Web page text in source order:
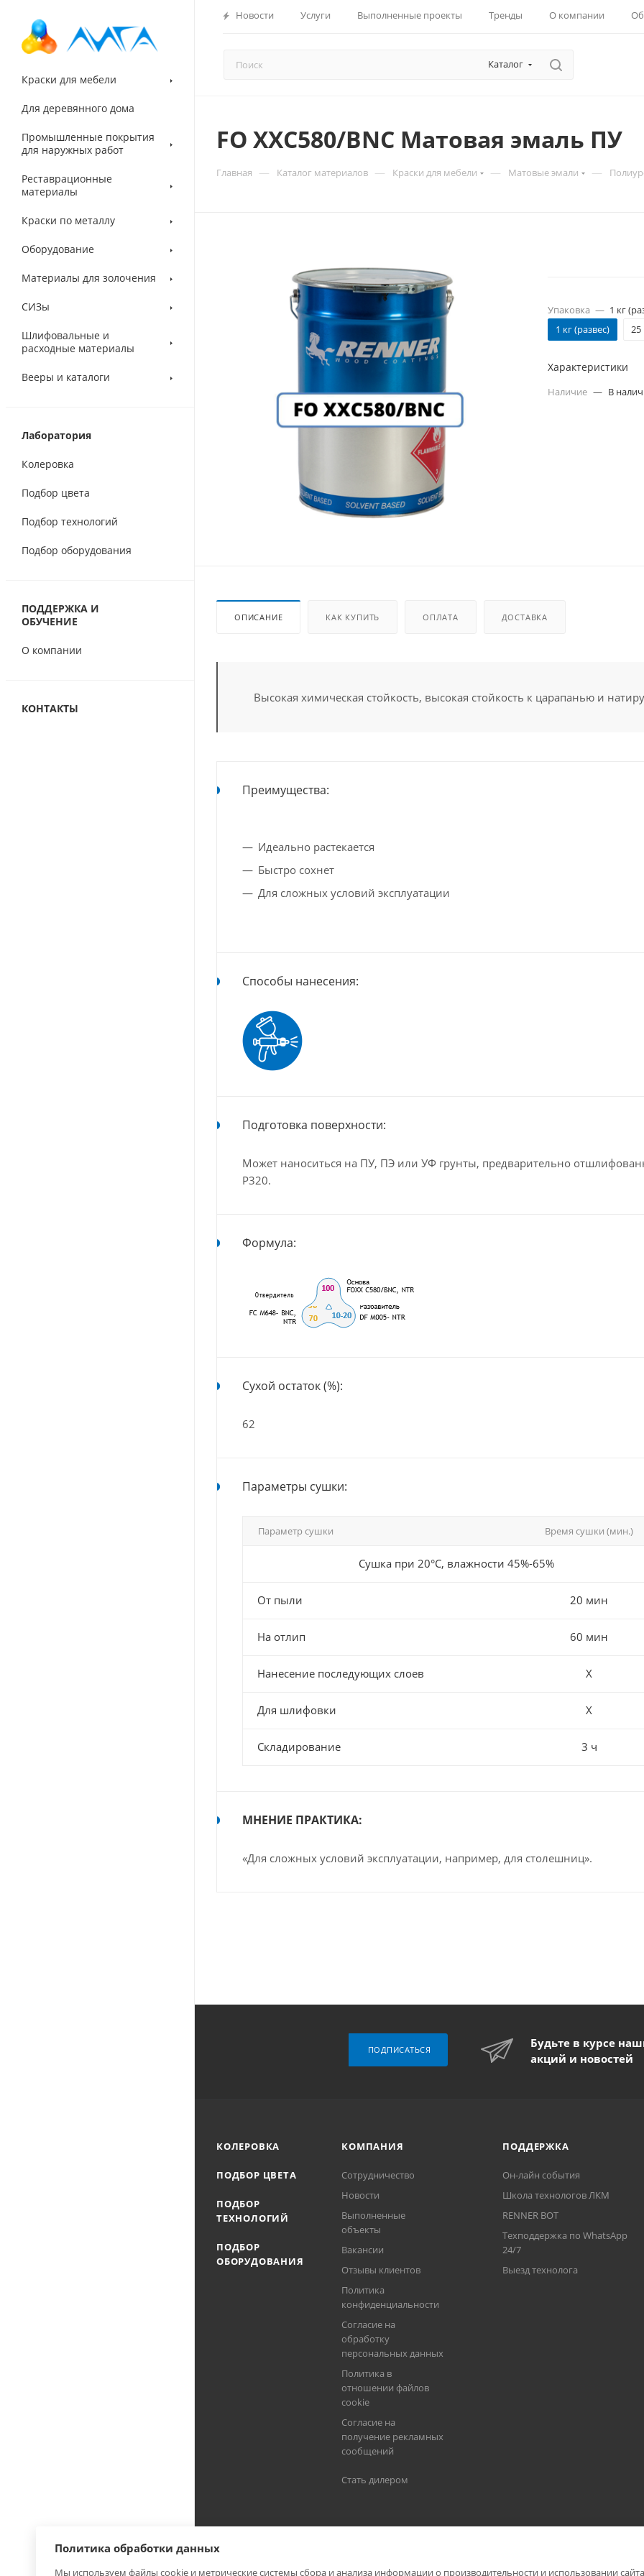
Новости Услуги Выполненные проекты Тренды О компании
Каталог
Краски для мебели
Для деревянного дома
Промышленные покрытия
для наружных работ
Реставрационные
материалы
Краски по металлу
Оборудование
Материалы для золочения
СИЗы
Шлифовальные и
расходные материалы
Вееры и каталоги
Лаборатория
Колеровка
Подбор цвета
Подбор технологий
Подбор оборудования
ПОДДЕРЖКА И
ОБУЧЕНИЕ
О компании
КОНТАКТЫ
FO ХХС580/BNC Матовая эмаль ПУ
Главная — Каталог материалов — Краски для мебели — Матовые эмали —
Упаковка — 1 кг
1 кг (развес)
25
Характеристики
Наличие — В
ОПИСАНИЕ КАК КУПИТЬ ОПЛАТА ДОСТАВКА
Высокая химическая стойкость, высокая стойкость к царапанью и натиру
Преимущества:
Идеально растекается
Быстро сохнет
Для сложных условий эксплуатации
Способы нанесения:
Подготовка поверхности:
Может наноситься на ПУ, ПЭ или УФ грунты, предварительно
Р320.
Формула:
Сухой остаток (%):
62
Параметры сушки:
Параметр сушки Время сушки (мин.)
Сушка при 20°С, влажности 45%-65%
От пыли 20 мин
На отлип 60 мин
Нанесение последующих слоев Х
Для шлифовки Х
Складирование 3 ч
МНЕНИЕ ПРАКТИКА:
«Для сложных условий эксплуатации, например, для столешниц».
Будьте в курсе
акций и новостей
ПОДПИСАТЬСЯ
КОЛЕРОВКА
ПОДБОР ЦВЕТА
ПОДБОР
ТЕХНОЛОГИЙ
ПОДБОР
ОБОРУДОВАНИЯ
КОМПАНИЯ
Сотрудничество
Новости
Выполненные
объекты
Вакансии
Отзывы клиентов
Политика
конфиденциальности
Согласие на
обработку
персональных данных
Политика в
отношении файлов
cookie
Согласие на
получение рекламных
сообщений
Стать дилером
ПОДДЕРЖКА
Он-лайн события
Школа технологов ЛКМ
RENNER BOT
Техподдержка по WhatsApp
24/7
Выезд технолога
Политика обработки данных
Мы используем файлы cookie и метрические системы сбора и анализа информации о производительности и использовании